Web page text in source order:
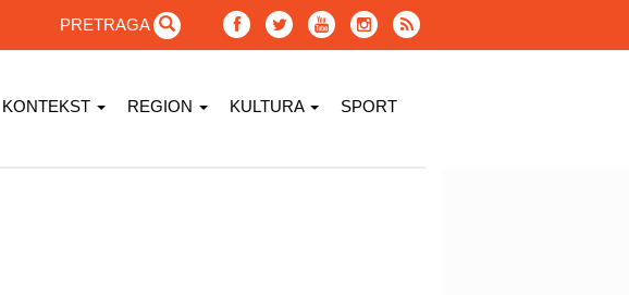
PRETRAGA
KONTEKST REGION KULTURA SPORT